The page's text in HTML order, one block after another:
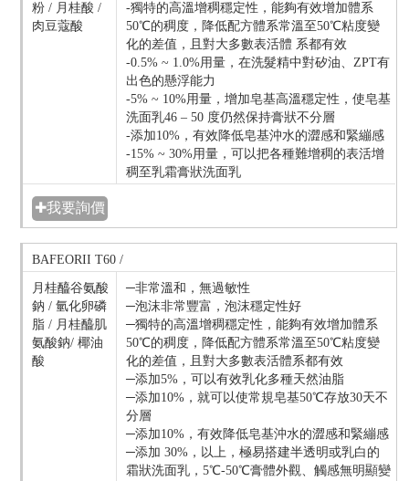
粉 / 月桂酸 /
肉豆蔻酸
-獨特的高溫增稠穩定性，能夠有效增加體系
50℃的稠度，降低配方體系常溫至50℃粘度變
化的差值，且對大多數表活體 系都有效
-0.5% ~ 1.0%用量，在洗髮精中對矽油、ZPT有
出色的懸浮能力
-5% ~ 10%用量，增加皂基高溫穩定性，使皂基
洗面乳46 – 50 度仍然保持膏狀不分層
-添加10%，有效降低皂基沖水的澀感和緊繃感
-15% ~ 30%用量，可以把各種難增稠的表活增
稠至乳霜膏狀洗面乳
✚我要詢價
BAFEORII T60 /
月桂醯谷氨酸
鈉 / 氫化卵磷
脂 / 月桂醯肌
氨酸鈉/ 椰油
酸
─非常溫和，無過敏性
─泡沫非常豐富，泡沫穩定性好
─獨特的高溫增稠穩定性，能夠有效增加體系
50℃的稠度，降低配方體系常溫至50℃粘度變
化的差值，且對大多數表活體系都有效
─添加5%，可以有效乳化多種天然油脂
─添加10%，就可以使常規皂基50℃存放30天不
分層
─添加10%，有效降低皂基沖水的澀感和緊繃感
─添加 30%，以上，極易搭建半透明或乳白的
霜狀洗面乳，5℃-50℃膏體外觀、觸感無明顯變